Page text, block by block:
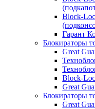
Block-
Гарант
Блокираторы
Great
Block-
Great
Блокираторы
Great